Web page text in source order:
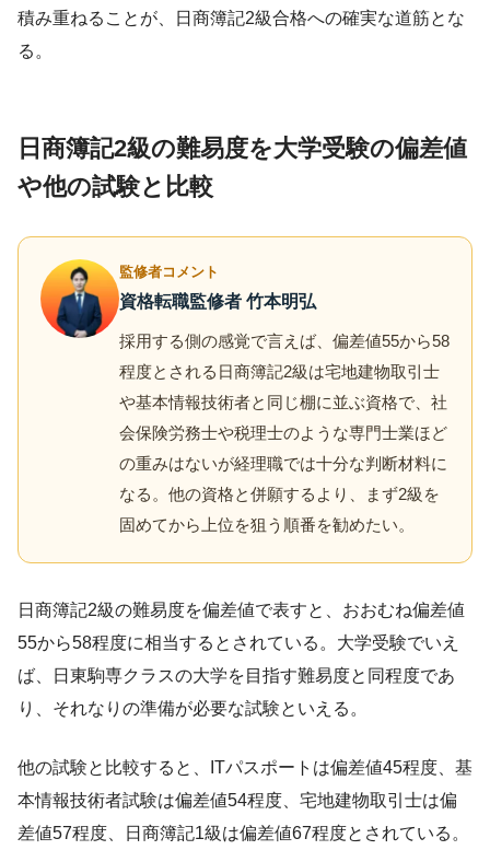
積み重ねることが、日商簿記2級合格への確実な道筋とな
る。
日商簿記2級の難易度を大学受験の偏差値
や他の試験と比較
監修者コメント
資格転職監修者 竹本明弘
採用する側の感覚で言えば、偏差値55から58
程度とされる日商簿記2級は宅地建物取引士
や基本情報技術者と同じ棚に並ぶ資格で、社
会保険労務士や税理士のような専門士業ほど
の重みはないが経理職では十分な判断材料に
なる。他の資格と併願するより、まず2級を
固めてから上位を狙う順番を勧めたい。
日商簿記2級の難易度を偏差値で表すと、おおむね偏差値
55から58程度に相当するとされている。大学受験でいえ
ば、日東駒専クラスの大学を目指す難易度と同程度であ
り、それなりの準備が必要な試験といえる。
他の試験と比較すると、ITパスポートは偏差値45程度、基
本情報技術者試験は偏差値54程度、宅地建物取引士は偏
差値57程度、日商簿記1級は偏差値67程度とされている。